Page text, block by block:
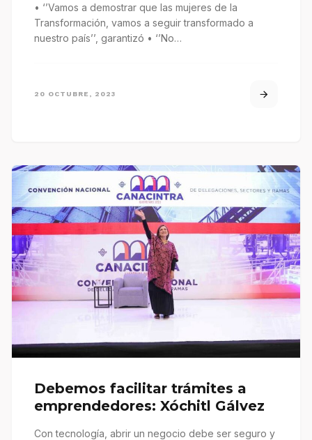
• ‘’Vamos a demostrar que las mujeres de la
Transformación, vamos a seguir transformado a
nuestro país’’, garantizó • ‘’No…
20 OCTUBRE, 2023
Debemos facilitar trámites a
emprendedores: Xóchitl Gálvez
Con tecnología, abrir un negocio debe ser seguro y